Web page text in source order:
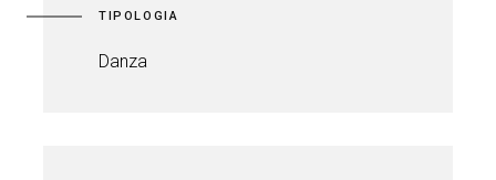
TIPOLOGIA
Danza